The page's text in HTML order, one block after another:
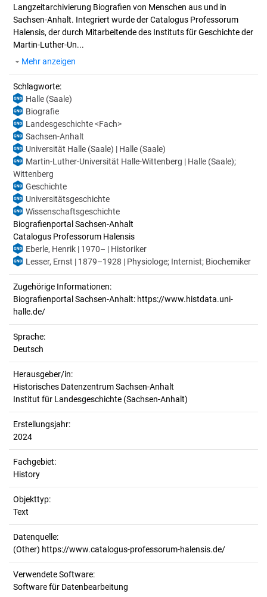
Langzeitarchivierung Biografien von Menschen aus und in
Sachsen-Anhalt. Integriert wurde der Catalogus Professorum
Halensis, der durch Mitarbeitende des Instituts für Geschichte der
Martin-Luther-Un...
Mehr anzeigen
Schlagworte:
Halle (Saale)
Biografie
Landesgeschichte <Fach>
Sachsen-Anhalt
Universität Halle (Saale) | Halle (Saale)
Martin-Luther-Universität Halle-Wittenberg | Halle (Saale);
Wittenberg
Geschichte
Universitätsgeschichte
Wissenschaftsgeschichte
Biografienportal Sachsen-Anhalt
Catalogus Professorum Halensis
Eberle, Henrik | 1970– | Historiker
Lesser, Ernst | 1879–1928 | Physiologe; Internist; Biochemiker
Zugehörige Informationen:
Biografienportal Sachsen-Anhalt: https://www.histdata.uni-
halle.de/
Sprache:
Deutsch
Herausgeber/in:
Historisches Datenzentrum Sachsen-Anhalt
Institut für Landesgeschichte (Sachsen-Anhalt)
Erstellungsjahr:
2024
Fachgebiet:
History
Objekttyp:
Text
Datenquelle:
(Other) https://www.catalogus-professorum-halensis.de/
Verwendete Software:
Software für Datenbearbeitung